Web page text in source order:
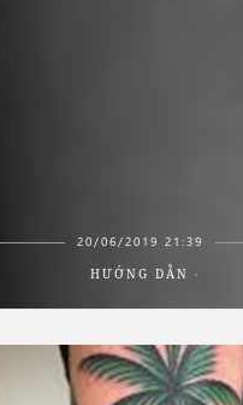
20/06/2019 21:39
HƯỚNG DẪN